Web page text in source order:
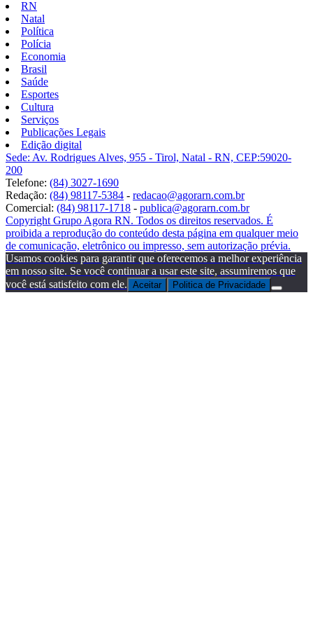
RN
Natal
Política
Polícia
Economia
Brasil
Saúde
Esportes
Cultura
Serviços
Publicações Legais
Edição digital
Sede: Av. Rodrigues Alves, 955 - Tirol, Natal - RN, CEP:59020-
200
Telefone: (84) 3027-1690
Redação: (84) 98117-5384 - redacao@agorarn.com.br
Comercial: (84) 98117-1718 - publica@agorarn.com.br
Copyright Grupo Agora RN. Todos os direitos reservados. É
proibida a reprodução do conteúdo desta página em qualquer meio
de comunicação, eletrônico ou impresso, sem autorização prévia.
Usamos cookies para garantir que oferecemos a melhor experiência
em nosso site. Se você continuar a usar este site, assumiremos que
você está satisfeito com ele. Aceitar Politica de Privacidade